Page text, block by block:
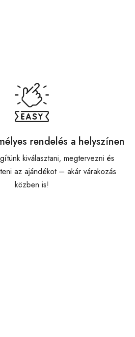
rendelés a helyszínen
kiválasztani, megtervezni és
az ajándékot – akár várakozás
közben is!